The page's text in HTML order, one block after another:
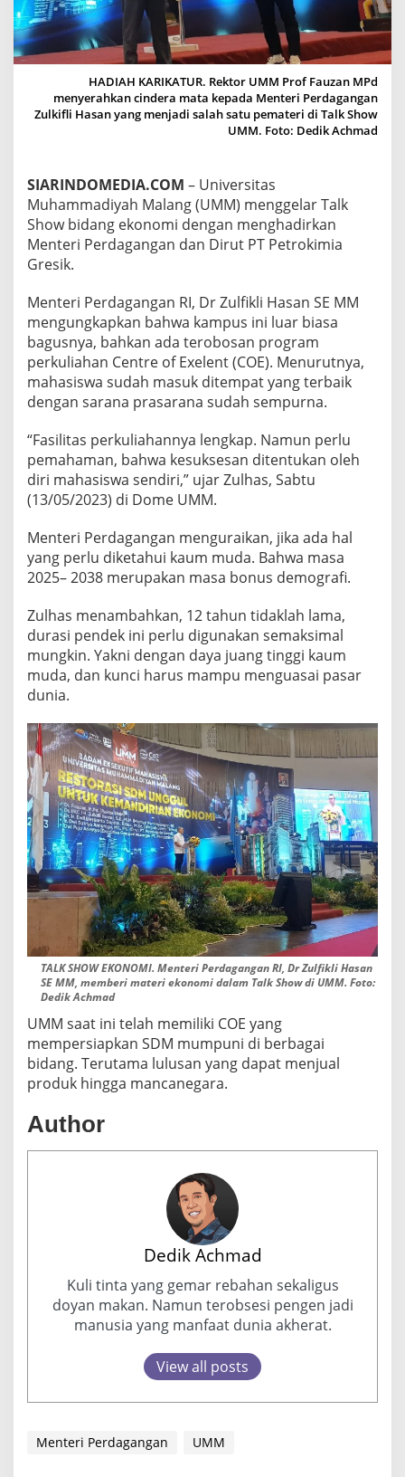
I
,
U
M
H
A
D
A
N
M
N
R
I
P
E
R
D
A
N
G
A
N
HADIAH KARIKATUR. Rektor UMM Prof Fauzan MPd
menyerahkan cindera mata kepada Menteri Perdagangan
Zulkifli Hasan yang menjadi salah satu pemateri di Talk Show
UMM. Foto: Dedik Achmad
SIARINDOMEDIA.COM – Universitas
Muhammadiyah Malang (UMM) menggelar Talk
Show bidang ekonomi dengan menghadirkan
Menteri Perdagangan dan Dirut PT Petrokimia
Gresik.
Menteri Perdagangan RI, Dr Zulfikli Hasan SE MM
mengungkapkan bahwa kampus ini luar biasa
bagusnya, bahkan ada terobosan program
perkuliahan Centre of Exelent (COE). Menurutnya,
mahasiswa sudah masuk ditempat yang terbaik
dengan sarana prasarana sudah sempurna.
“Fasilitas perkuliahannya lengkap. Namun perlu
pemahaman, bahwa kesuksesan ditentukan oleh
diri mahasiswa sendiri,” ujar Zulhas, Sabtu
(13/05/2023) di Dome UMM.
Menteri Perdagangan menguraikan, jika ada hal
yang perlu diketahui kaum muda. Bahwa masa
2025– 2038 merupakan masa bonus demografi.
Zulhas menambahkan, 12 tahun tidaklah lama,
durasi pendek ini perlu digunakan semaksimal
mungkin. Yakni dengan daya juang tinggi kaum
muda, dan kunci harus mampu menguasai pasar
dunia.
TALK SHOW EKONOMI. Menteri Perdagangan RI, Dr Zulfikli Hasan
SE MM, memberi materi ekonomi dalam Talk Show di UMM. Foto:
Dedik Achmad
UMM saat ini telah memiliki COE yang
mempersiapkan SDM mumpuni di berbagai
bidang. Terutama lulusan yang dapat menjual
produk hingga mancanegara.
Author
Dedik Achmad
Kuli tinta yang gemar rebahan sekaligus
doyan makan. Namun terobsesi pengen jadi
manusia yang manfaat dunia akherat.
View all posts
Menteri Perdagangan UMM